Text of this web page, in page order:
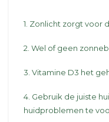
1. Zonlicht zorgt voor
2. Wel of geen
3. Vitamine D3 het
4. Gebruik de juiste
huidproblemen te